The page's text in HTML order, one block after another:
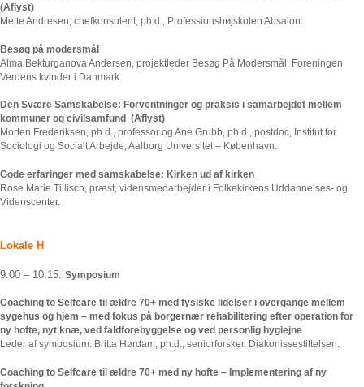
(Aflyst)
Mette Andresen, chefkonsulent, ph.d., Professionshøjskolen Absalon.
Besøg på modersmål
Alma Bekturganova Andersen, projektleder Besøg På Modersmål, Foreningen
Verdens kvinder i Danmark.
Den Svære Samskabelse: Forventninger og praksis i samarbejdet mellem
kommuner og civilsamfund (Aflyst)
Morten Frederiksen, ph.d., professor og Ane Grubb, ph.d., postdoc, Institut for
Sociologi og Socialt Arbejde, Aalborg Universitet – København.
Gode erfaringer med samskabelse: Kirken ud af kirken
Rose Marie Tillisch, præst, vidensmedarbejder i Folkekirkens Uddannelses- og
Videnscenter.
Lokale H
9.00 – 10.15: Symposium
Coaching to Selfcare til ældre 70+ med fysiske lidelser i overgange mellem
sygehus og hjem – med fokus på borgernær rehabilitering efter operation for
ny hofte, nyt knæ, ved faldforebyggelse og ved personlig hygiejne
Leder af symposium: Britta Hørdam, ph.d., seniorforsker, Diakonissestiftelsen.
Coaching to Selfcare til ældre 70+ med ny hofte – Implementering af ny